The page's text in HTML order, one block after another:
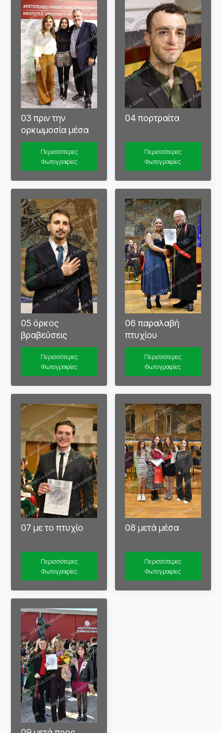
03 πριν την
ορκωμοσία μέσα
Περισσότερες
Φωτογραφίες
04 πορτραίτα
Περισσότερες
Φωτογραφίες
05 όρκος
βραβεύσεις
Περισσότερες
Φωτογραφίες
06 παραλαβή
πτυχίου
Περισσότερες
Φωτογραφίες
07 με το πτυχίο
Περισσότερες
Φωτογραφίες
08 μετά μέσα
Περισσότερες
Φωτογραφίες